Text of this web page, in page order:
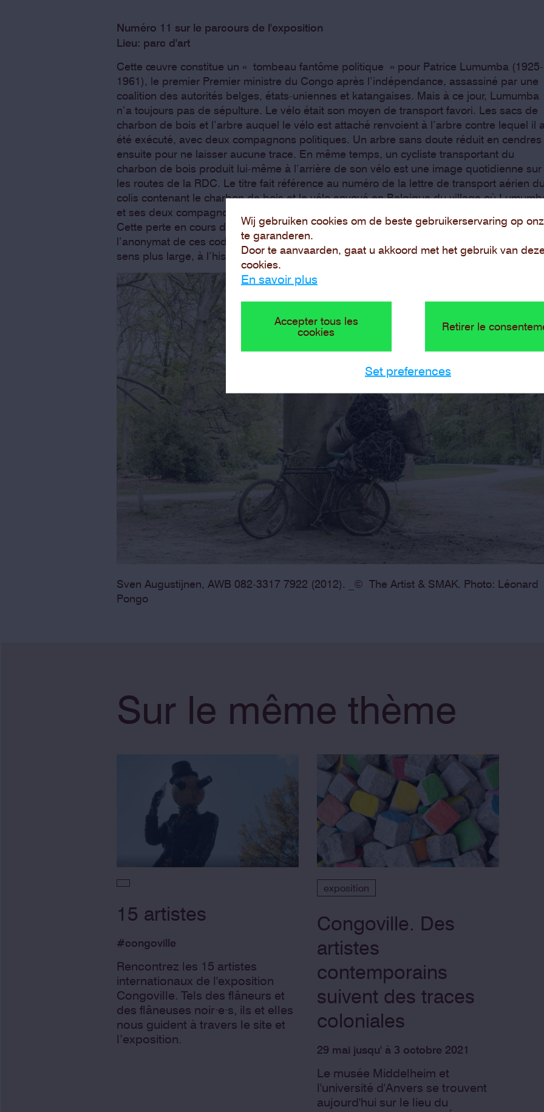
Wij gebruiken cookies om de beste gebruikerservaring op
te garanderen.
Door te aanvaarden, gaat u akkoord met het gebruik van
cookies.
En savoir plus
Accepter tous les
cookies
Retirer le
Set preferences
Numéro 11 sur le parcours de l'exposition
Lieu: parc d'art
Cette œuvre constitue un « tombeau fantôme politique » pour Patrice Lumumba (1925-
1961), le premier Premier ministre du Congo après l’indépendance, assassiné par une
coalition des autorités belges, états-uniennes et katangaises. Mais à ce jour, Lumumba
n’a toujours pas de sépulture. Le vélo était son moyen de transport favori. Les sacs de
charbon de bois et l’arbre auquel le vélo est attaché renvoient à l’arbre contre lequel il
été exécuté, avec deux compagnons politiques. Un arbre sans doute réduit en cendres
ensuite pour ne laisser aucune trace. En même temps, un cycliste transportant du
charbon de bois produit lui-même à l’arrière de son vélo est une image quotidienne sur
les routes de la RDC. Le titre fait référence au numéro de la lettre de transport aérien
colis contenant le charbon de bois et le vélo envoyé en Belgique du village où
et ses deux compagnons ont été assassinés. Le colis n’est cependant jamais arrivé.
Cette perte en cours de route entre l’Afrique et l’Europe, ainsi que la sérialité et
l’anonymat de ces codes administratifs font écho à cette « affaire non élucidée », et au
sens plus large, à l’histoire belgo-congolaise postcoloniale.
Sven Augustijnen, AWB 082-3317 7922 (2012). _© The Artist & SMAK. Photo: Léonard
Pongo
Sur le même thème
15 artistes
#congoville
Rencontrez les 15 artistes
internationaux de l'exposition
Congoville. Tels des flâneurs et
des flâneuses noir·e·s, ils et elles
nous guident à travers le site et
l’exposition.
exposition
Congoville. Des
artistes
contemporains
suivent des traces
coloniales
29 mai jusqu' à 3 octobre 2021
Le musée Middelheim et
l'université d'Anvers se trouvent
aujourd'hui sur le lieu du